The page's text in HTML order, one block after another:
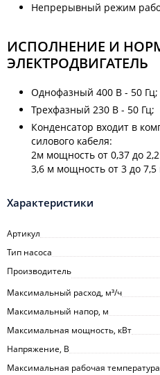
Непрерывный режим
ИСПОЛНЕНИЕ И
ЭЛЕКТРОДВИГАТЕЛЬ
Однофазный 400 В - 50 Гц;
Трехфазный 230 В - 50 Гц;
Конденсатор входит в
силового кабеля:
2м мощность от 0,37 до
3,6 м мощность от 3 до 7,5
Характеристики
Артикул
Тип насоса
Производитель
Максимальный расход, м³/ч
Максимальный напор, м
Максимальная мощность, кВт
Напряжение, В
Максимальная рабочая